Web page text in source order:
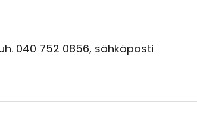
040 752 0856, sähköposti